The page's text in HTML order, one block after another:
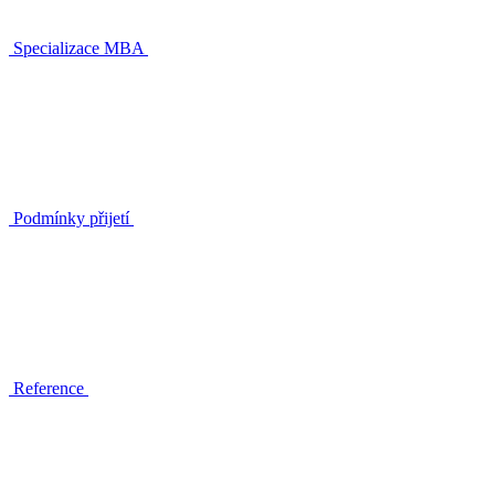
Specializace MBA
Podmínky přijetí
Reference